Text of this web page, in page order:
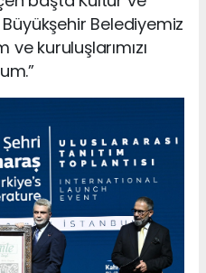
Büyükşehir Belediyemiz
kuruluşlarımızı